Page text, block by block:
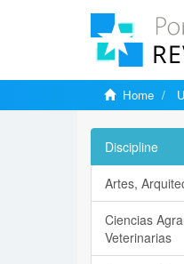
Home
Discipline
Artes,
Ciencias
Veterinarias